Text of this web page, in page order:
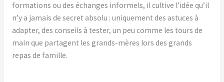
formations ou des échanges informels, il cultive l’idée qu’il
n’y a jamais de secret absolu : uniquement des astuces à
adapter, des conseils à tester, un peu comme les tours de
main que partagent les grands-mères lors des grands
repas de famille.